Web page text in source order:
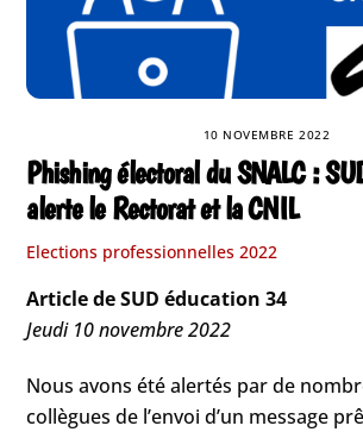
10 NOVEMBRE 2022
Phishing électoral du SNALC :
alerte le Rectorat et la CNIL
Elections professionnelles 2022
Article de SUD éducation 34
Jeudi 10 novembre 2022
Nous avons été alertés par de
collègues de l’envoi d’un message